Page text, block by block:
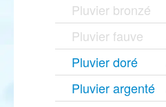
Pluvier bronzé
Pluvier fauve
Pluvier doré
Pluvier argenté